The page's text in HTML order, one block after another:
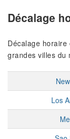
Décalage
Décalage
grandes villes du
Los